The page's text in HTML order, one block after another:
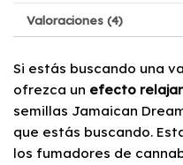
Valoraciones (4)
Si estás buscando una
ofrezca un efecto
semillas Jamaican
que estás buscando.
los fumadores de